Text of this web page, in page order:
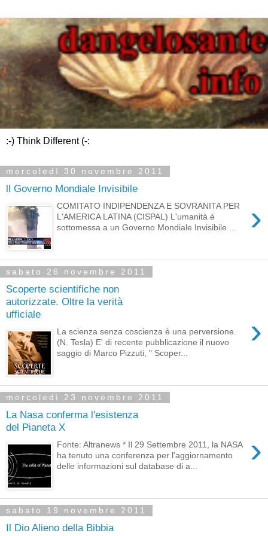
:-) Think Different (-:
mercoledì 30 novembre 2011
ll Governo Mondiale Invisibile
›
COMITATO INDIPENDENZA E SOVRANITA PER
L'AMERICA LATINA (CISPAL) L'umanità è
sottomessa a un Governo Mondiale Invisibile ...
sabato 26 novembre 2011
Scoperte scientifiche non
autorizzate. Oltre la verità
ufficiale
›
La scienza senza coscienza è una perversione.
(N. Tesla) E' di recente pubblicazione il nuovo
saggio di Marco Pizzuti, " Scoper...
mercoledì 23 novembre 2011
La Nasa conferma l'esistenza
del Pianeta X
›
Fonte: Altranews * Il 29 Settembre 2011, la NASA
ha tenuto una conferenza per l'aggiornamento
delle informazioni sul database di a...
sabato 19 novembre 2011
Il Dio Alieno della Bibbia